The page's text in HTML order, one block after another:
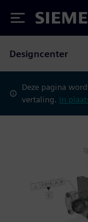
Siemens
Designcenter
Deze pagina
vertaling. In